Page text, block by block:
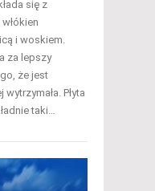
się z
i woskiem.
za lepszy
że jest
Płyta
taki…